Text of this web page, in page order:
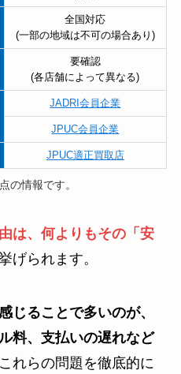
全国対応
(一部の地域は不可の場合あり)
要確認
(各店舗によって異なる)
JADRI会員企業
JPUC会員企業
JPUC適正買取店
の情報です。
は、何よりもその「安
げられます。
じることで多いのが、
料、支払いの遅れなど
れらの問題を徹底的に